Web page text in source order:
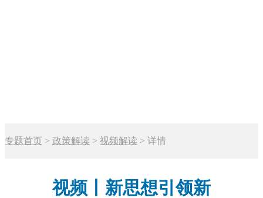
专题首页 > 政策解读 > 视频解读 > 详情
视频丨新思想引领新